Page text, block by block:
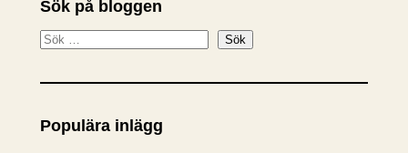
Sök på bloggen
S
k
Sök
Populära inlägg